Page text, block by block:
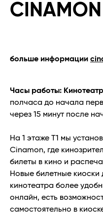
CINAMON
больше информации
Часы работы:
полчаса до начала
через 15 минут после
На 1 этаже Т1 мы
Cinamon, где
билеты в кино и
Новые билетные
кинотеатра более
онлайн, есть
самостоятельно в